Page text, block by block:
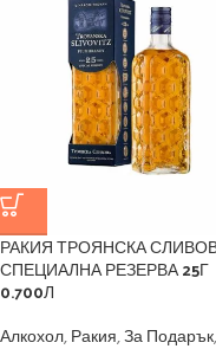
РАКИЯ ТРОЯНСКА
СПЕЦИАЛНА РЕЗЕРВА 25Г
0.700Л
Алкохол,Ракия,За Подарък,